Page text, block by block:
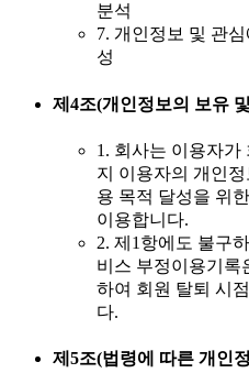
분석
7. 개인정보 및 관
성
제4조(개인정보의 보유
1. 회사는 이용자가
지 이용자의 개인정
용 목적 달성을 위
이용합니다.
2. 제1항에도 불구
비스 부정이용기록
하여 회원 탈퇴 시
다.
제5조(법령에 따른 개인